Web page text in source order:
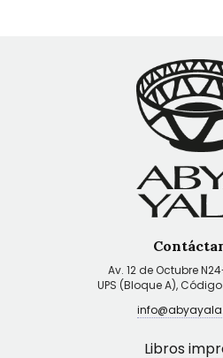
Av. 12 de Octubre
UPS (Bloque A),
Libros